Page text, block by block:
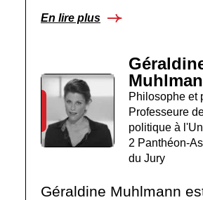
En lire plus
Philosophe et
Professeure
politique à
2 Panthéon-
du Jury
Géraldine Muhlmann